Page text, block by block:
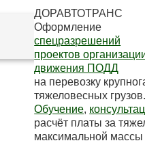
ДОРАВТОТРАНС
Оформление
спецразрешений
проектов
движения ПОДД
на перевозку
тяжеловесных грузов.
Обучение,
расчёт платы за
максимальной массы